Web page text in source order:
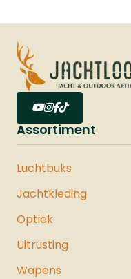
leveren op
handschoenen
Assortiment
Luchtbuks
Jachtkleding
Optiek
Uitrusting
Wapens